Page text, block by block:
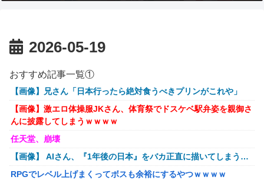
2026-05-19
おすすめ記事一覧①
【画像】兄さん「日本行ったら絶対食うべきプリンがこれや」
【画像】激エロ体操服JKさん、体育祭でドスケベ駅弁姿を親御さ
んに披露してしまうｗｗｗｗ
任天堂、崩壊
【画像】 AIさん、『1年後の日本』をバカ正直に描いてしまう…
RPGでレベル上げまくってボスも余裕にするやつｗｗｗｗ